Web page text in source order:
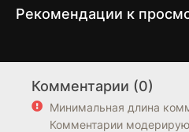
Рекомендации к
6.9 7.6
Комментарии (0)
Минимальная длина
Комментарии